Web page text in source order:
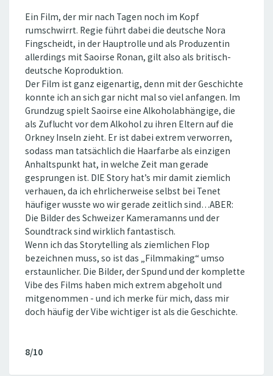
Ein Film, der mir nach Tagen noch im Kopf
rumschwirrt. Regie führt dabei die deutsche Nora
Fingscheidt, in der Hauptrolle und als Produzentin
allerdings mit Saoirse Ronan, gilt also als britisch-
deutsche Koproduktion.
Der Film ist ganz eigenartig, denn mit der Geschichte
konnte ich an sich gar nicht mal so viel anfangen. Im
Grundzug spielt Saoirse eine Alkoholabhängige, die
als Zuflucht vor dem Alkohol zu ihren Eltern auf die
Orkney Inseln zieht. Er ist dabei extrem verworren,
sodass man tatsächlich die Haarfarbe als einzigen
Anhaltspunkt hat, in welche Zeit man gerade
gesprungen ist. DIE Story hat’s mir damit ziemlich
verhauen, da ich ehrlicherweise selbst bei Tenet
häufiger wusste wo wir gerade zeitlich sind…ABER:
Die Bilder des Schweizer Kameramanns und der
Soundtrack sind wirklich fantastisch.
Wenn ich das Storytelling als ziemlichen Flop
bezeichnen muss, so ist das „Filmmaking“ umso
erstaunlicher. Die Bilder, der Spund und der komplette
Vibe des Films haben mich extrem abgeholt und
mitgenommen - und ich merke für mich, dass mir
doch häufig der Vibe wichtiger ist als die Geschichte.
8/10